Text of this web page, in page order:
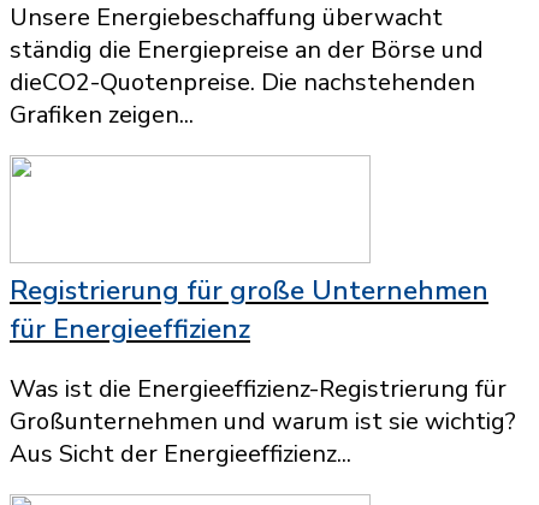
Unsere Energiebeschaffung überwacht
ständig die Energiepreise an der Börse und
dieCO2-Quotenpreise. Die nachstehenden
Grafiken zeigen...
Registrierung für große Unternehmen
für Energieeffizienz
Was ist die Energieeffizienz-Registrierung für
Großunternehmen und warum ist sie wichtig?
Aus Sicht der Energieeffizienz...